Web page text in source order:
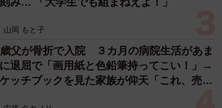
山岡 もと子
父が骨折で入院 ３カ月の病院生活があま
退屈で「画用紙と色鉛筆持ってこい！」→
ッチブックを見た家族が仰天「これ、売れ